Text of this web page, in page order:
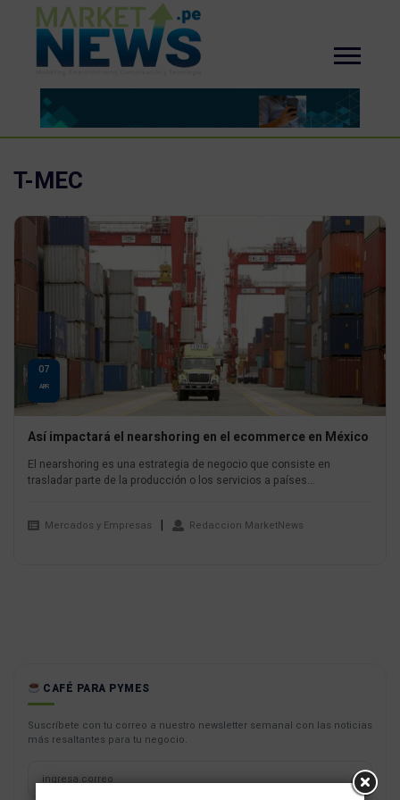
T-MEC
07
ABR
Así impactará el nearshoring en el ecommerce en México
El nearshoring es una estrategia de negocio que consiste en
trasladar parte de la producción o los servicios a países...
Mercados y Empresas Redaccion MarketNews
CAFÉ PARA PYMES
Suscríbete con tu correo a nuestro newsletter semanal con las noticias
más resaltantes para tu negocio.